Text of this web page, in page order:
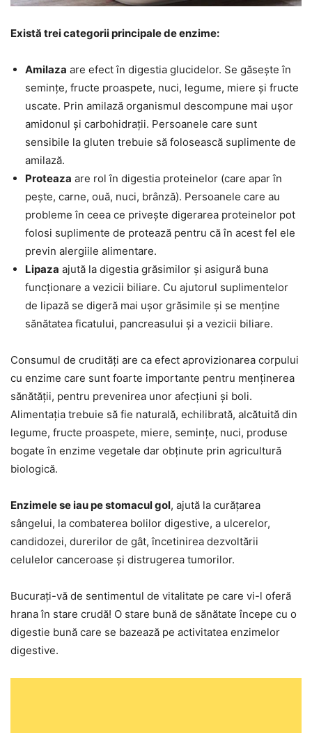
Există trei categorii principale de enzime:
Amilaza are efect în digestia glucidelor. Se găsește în
semințe, fructe proaspete, nuci, legume, miere și fructe
uscate. Prin amilază organismul descompune mai ușor
amidonul și carbohidrații. Persoanele care sunt
sensibile la gluten trebuie să folosească suplimente de
amilază.
Proteaza are rol în digestia proteinelor (care apar în
pește, carne, ouă, nuci, brânză). Persoanele care au
probleme în ceea ce privește digerarea proteinelor pot
folosi suplimente de protează pentru că în acest fel ele
previn alergiile alimentare.
Lipaza ajută la digestia grăsimilor și asigură buna
funcționare a vezicii biliare. Cu ajutorul suplimentelor
de lipază se digeră mai ușor grăsimile și se menține
sănătatea ficatului, pancreasului și a vezicii biliare.
Consumul de crudități are ca efect aprovizionarea corpului
cu enzime care sunt foarte importante pentru menținerea
sănătății, pentru prevenirea unor afecțiuni și boli.
Alimentația trebuie să fie naturală, echilibrată, alcătuită din
legume, fructe proaspete, miere, semințe, nuci, produse
bogate în enzime vegetale dar obținute prin agricultură
biologică.
Enzimele se iau pe stomacul gol, ajută la curățarea
sângelui, la combaterea bolilor digestive, a ulcerelor,
candidozei, durerilor de gât, încetinirea dezvoltării
celulelor canceroase și distrugerea tumorilor.
Bucurați-vă de sentimentul de vitalitate pe care vi-l oferă
hrana în stare crudă! O stare bună de sănătate începe cu o
digestie bună care se bazează pe activitatea enzimelor
digestive.